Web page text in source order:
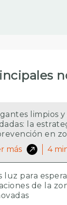
limpios
la
en
más
4
luz para
de la